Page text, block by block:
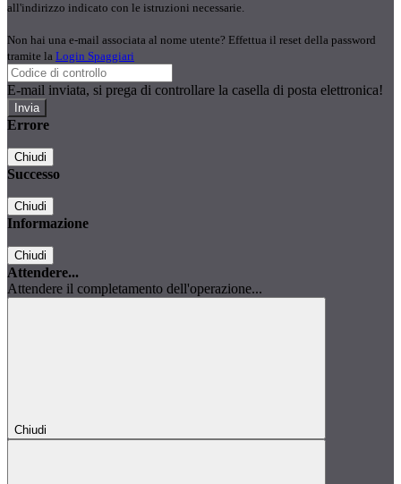
all'indirizzo indicato con le istruzioni necessarie.
Non hai una e-mail associata al nome utente? Effettua il reset della password
tramite la Login Spaggiari
E-mail inviata, si prega di controllare la casella di posta elettronica!
Errore
Chiudi
Successo
Chiudi
Informazione
Chiudi
Attendere...
Attendere il completamento dell'operazione...
Chiudi